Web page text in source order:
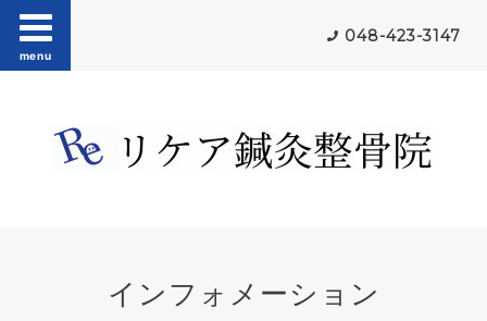
menu
048-423-3147
インフォメーション